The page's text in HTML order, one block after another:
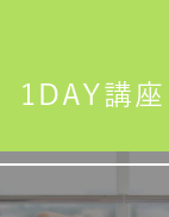
1DAY講座